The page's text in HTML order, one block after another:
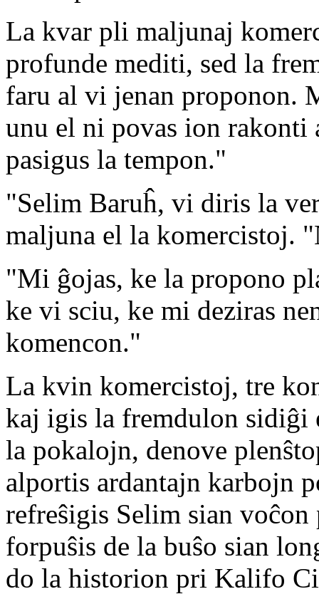
La kvar pli maljunaj
profunde mediti, sed la
faru al vi jenan proponon.
unu el ni povas ion rakonti
pasigus la tempon."
"Selim Baruĥ, vi diris la
maljuna el la komercistoj.
"Mi ĝojas, ke la propono
ke vi sciu, ke mi deziras
komencon."
La kvin komercistoj, tre
kaj igis la fremdulon sidiĝi
la pokalojn, denove
alportis ardantajn karbojn
refreŝigis Selim sian
forpuŝis de la buŝo sian
do la historion pri Kalifo